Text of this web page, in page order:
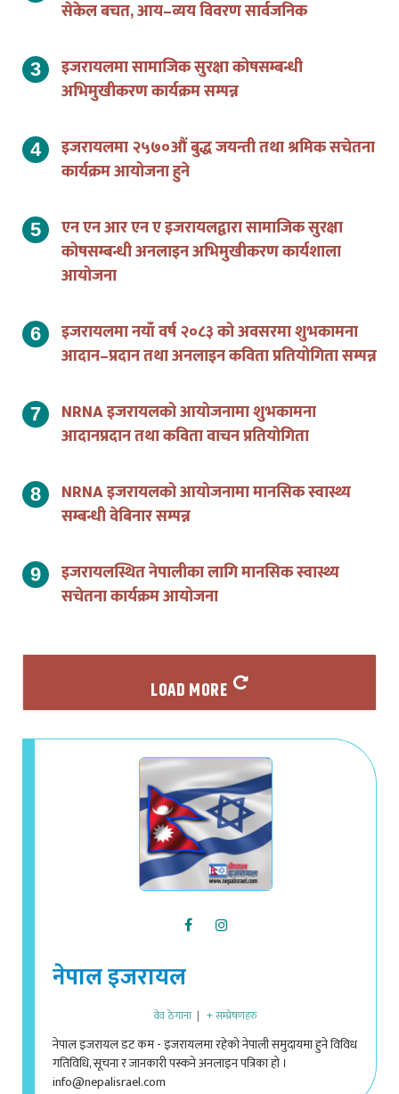
सेकेल बचत, आय–व्यय विवरण सार्वजनिक
इजरायलमा सामाजिक सुरक्षा कोषसम्बन्धी
अभिमुखीकरण कार्यक्रम सम्पन्न
इजरायलमा २५७०औं बुद्ध जयन्ती तथा श्रमिक सचेतना
कार्यक्रम आयोजना हुने
एन एन आर एन ए इजरायलद्वारा सामाजिक सुरक्षा
कोषसम्बन्धी अनलाइन अभिमुखीकरण कार्यशाला
आयोजना
इजरायलमा नयाँ वर्ष २०८३ को अवसरमा शुभकामना
आदान–प्रदान तथा अनलाइन कविता प्रतियोगिता सम्पन्न
NRNA इजरायलको आयोजनामा शुभकामना
आदानप्रदान तथा कविता वाचन प्रतियोगिता
NRNA इजरायलको आयोजनामा मानसिक स्वास्थ्य
सम्बन्धी वेबिनार सम्पन्न
इजरायलस्थित नेपालीका लागि मानसिक स्वास्थ्य
सचेतना कार्यक्रम आयोजना
LOAD MORE
नेपाल इजरायल
वेव ठेगाना | + सम्प्रेषणहरु
नेपाल इजरायल डट कम - इजरायलमा रहेको नेपाली समुदायमा हुने विविध
गतिविधि, सूचना र जानकारी पस्कने अनलाइन पत्रिका हो ।
info@nepalisrael.com